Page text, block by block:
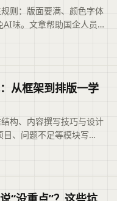
则：版面要满、颜色字体
味。文章帮助国企人员
辑，提升PPT通过审核的
现有标题与正文整理，
从框架到排版一学
构、内容撰写技巧与设计
、问题不足等模块写
率，帮助快速完成庄重清
摘要依据现有标题与正